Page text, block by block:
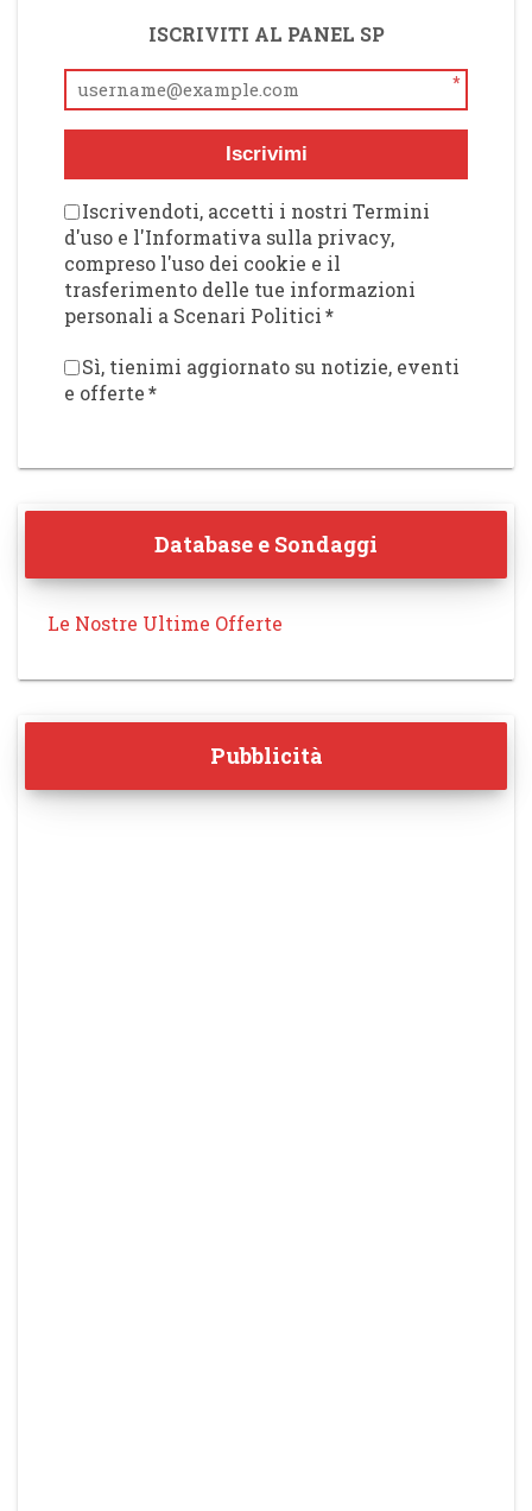
ISCRIVITI AL PANEL SP
*
Iscrivimi
Iscrivendoti, accetti i nostri Termini
d'uso e l'Informativa sulla privacy,
compreso l'uso dei cookie e il
trasferimento delle tue informazioni
personali a Scenari Politici*
Sì, tienimi aggiornato su notizie, eventi
e offerte*
Database e Sondaggi
Le Nostre Ultime Offerte
Pubblicità